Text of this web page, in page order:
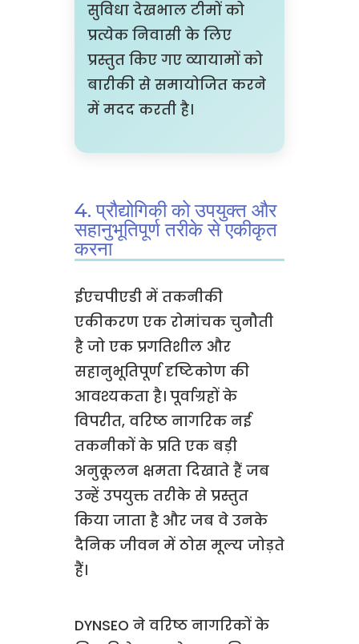
सुविधा देखभाल टीमों को
प्रत्येक निवासी के लिए
प्रस्तुत किए गए व्यायामों को
बारीकी से समायोजित करने
में मदद करती है।
4. प्रौद्योगिकी को उपयुक्त और
सहानुभूतिपूर्ण तरीके से एकीकृत
करना
ईएचपीएडी में तकनीकी
एकीकरण एक रोमांचक चुनौती
है जो एक प्रगतिशील और
सहानुभूतिपूर्ण दृष्टिकोण की
आवश्यकता है। पूर्वाग्रहों के
विपरीत, वरिष्ठ नागरिक नई
तकनीकों के प्रति एक बड़ी
अनुकूलन क्षमता दिखाते हैं जब
उन्हें उपयुक्त तरीके से प्रस्तुत
किया जाता है और जब वे उनके
दैनिक जीवन में ठोस मूल्य जोड़ते
हैं।
DYNSEO ने वरिष्ठ नागरिकों के